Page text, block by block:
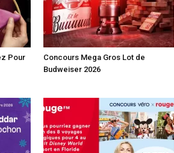
Pour
Concours Mega Gros Lot de
Budweiser 2026